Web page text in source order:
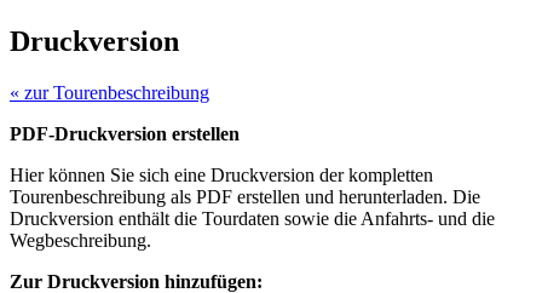
Druckversion
« zur Tourenbeschreibung
PDF-Druckversion erstellen
Hier können Sie sich eine Druckversion der kompletten
Tourenbeschreibung als PDF erstellen und herunterladen. Die
Druckversion enthält die Tourdaten sowie die Anfahrts- und die
Wegbeschreibung.
Zur Druckversion hinzufügen: